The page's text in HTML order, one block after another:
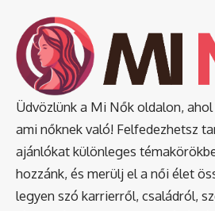
Üdvözlünk a Mi Nők oldalon,
ami nőknek való! Felfedezhetsz
ajánlókat különleges
hozzánk, és merülj el a női élet
legyen szó karrierről, családról,